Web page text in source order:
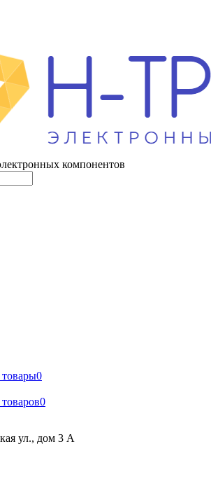
компонентов
0
0
ул., дом 3 А